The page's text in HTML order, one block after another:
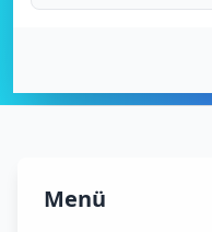
Menü